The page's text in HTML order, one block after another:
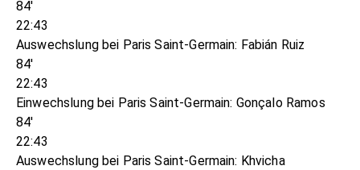
84'
22:43
Auswechslung bei Paris Saint-Germain: Fabián Ruiz
84'
22:43
Einwechslung bei Paris Saint-Germain: Gonçalo Ramos
84'
22:43
Auswechslung bei Paris Saint-Germain: Khvicha